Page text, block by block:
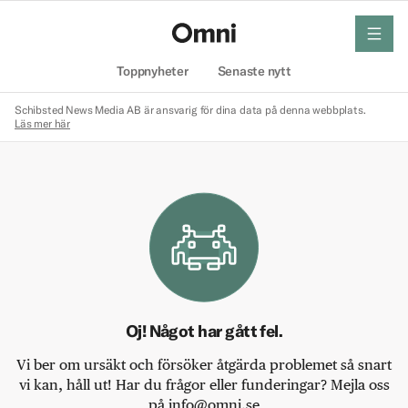
Toppnyheter Senaste nytt
meny
Schibsted News Media AB är ansvarig för dina data på denna webbplats.
Läs mer här
Oj! Något har gått fel.
Vi ber om ursäkt och försöker åtgärda problemet så snart
vi kan, håll ut! Har du frågor eller funderingar? Mejla oss